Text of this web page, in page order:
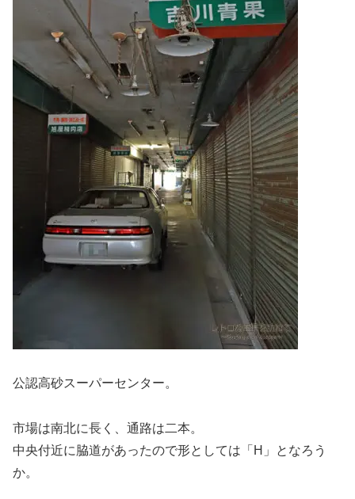
公認高砂スーパーセンター。
市場は南北に長く、通路は二本。
中央付近に脇道があったので形としては「H」となろう
か。